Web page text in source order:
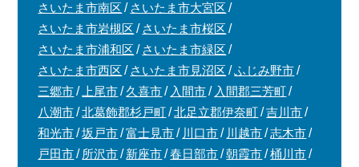
さいたま市南区
さいたま市大宮区
さいたま市岩槻区
さいたま市桜区
さいたま市浦和区
さいたま市緑区
さいたま市西区
さいたま市見沼区
ふじみ野市
三郷市
上尾市 久喜市 入間市
入間郡三芳町
八潮市
北葛飾郡杉戸町 北足立郡伊奈町
吉川市
和光市
坂戸市 富士見市 川口市 川越市
志木市
戸田市
所沢市 新座市 春日部市 朝霞市
桶川市